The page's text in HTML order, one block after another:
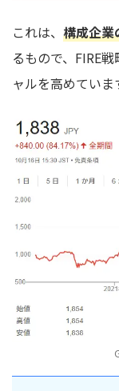
これは、 構成企業
るもので、FIRE
ャルを高めていま